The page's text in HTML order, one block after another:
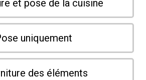
et pose de la cuisine
uniquement
des éléments